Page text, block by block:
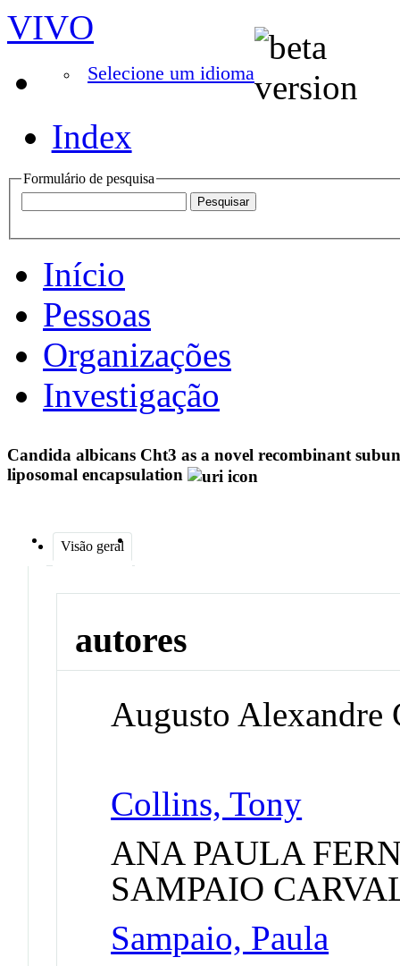
VIVO
Selecione um idioma
Index
Formulário de pesquisa
Início
Pessoas
Organizações
Investigação
Candida albicans Cht3 as a novel recombinant
liposomal encapsulation
Visão geral
autores
Augusto Alexandre
Collins, Tony
ANA PAULA
SAMPAIO
Sampaio, Paula